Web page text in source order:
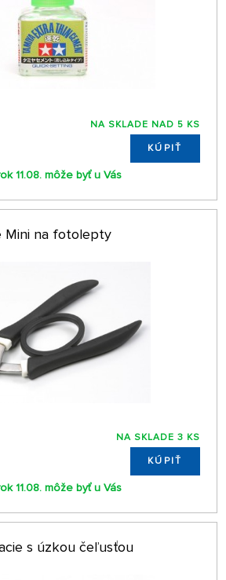
NA SKLADE NAD 5 KS
KÚPIŤ
11.08. môže byť u Vás
Mini na fotolepty
NA SKLADE 3 KS
KÚPIŤ
11.08. môže byť u Vás
s úzkou čeľusťou